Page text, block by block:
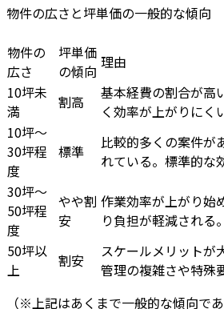
物件の広さと坪単価の一般的な傾向
物件の
広さ
坪単価
の傾向 理由
10坪未
満
割高
基本経費の割合が高
く効率が上がりにく
10坪～
30坪程
度
標準
比較的多くの案件が
れている。標準的な
30坪～
50坪程
度
やや割
安
作業効率が上がり始
り負担が軽減される。
50坪以
上
割安
スケールメリットが
管理の複雑さや特殊
（※上記はあくまで一般的な傾向で